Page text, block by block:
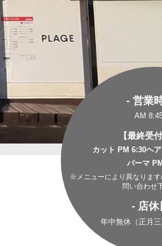
- 営業
AM
【最終受
カット PM 6:30ヘ
パーマ
※メニューにより異なりま
問い合わせ
- 店休
年中無休（正月三